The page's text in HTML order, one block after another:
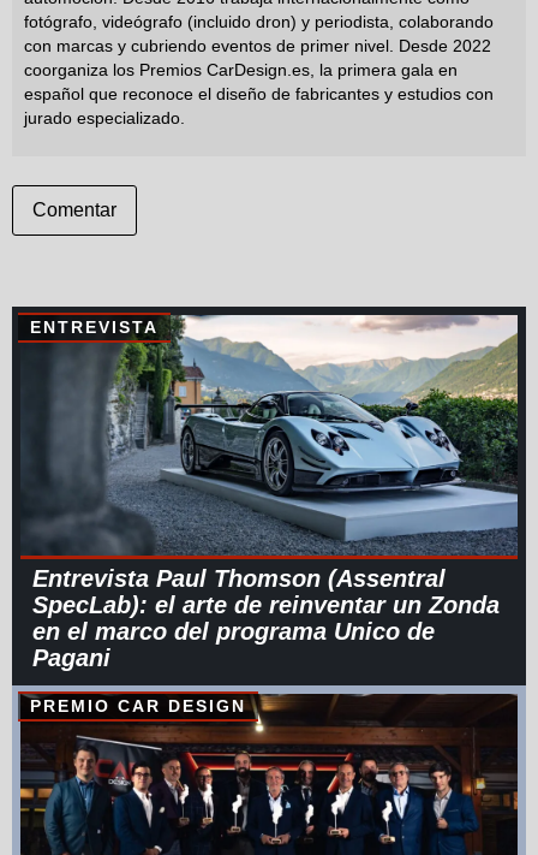
fotógrafo, videógrafo (incluido dron) y periodista, colaborando
con marcas y cubriendo eventos de primer nivel. Desde 2022
coorganiza los Premios CarDesign.es, la primera gala en
español que reconoce el diseño de fabricantes y estudios con
jurado especializado.
Comentar
ENTREVISTA
Entrevista Paul Thomson (Assentral
SpecLab): el arte de reinventar un Zonda
en el marco del programa Unico de
Pagani
PREMIO CAR DESIGN